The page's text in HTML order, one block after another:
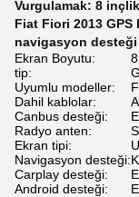
Vurgulamak: 8
Fiat Fiori 2013
navigasyon
Ekran Boyutu:
tip:
Uyumlu modeller:
Dahil kablolar:
Canbus desteği:
Radyo anten:
Ekran tipi:
Navigasyon desteği:
Carplay desteği:
Android desteği: